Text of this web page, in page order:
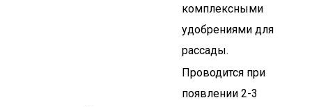
комплексными
удобрениями для
рассады.
Проводится при
появлении 2-3